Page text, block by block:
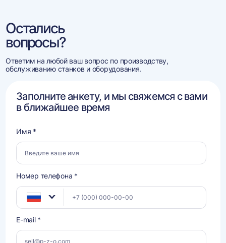
Остались
вопросы?
Ответим на любой ваш вопрос по производству,
обслуживанию станков и оборудования.
Заполните анкету, и мы свяжемся с вами
в ближайшее время
Имя *
Номер телефона *
E-mail *